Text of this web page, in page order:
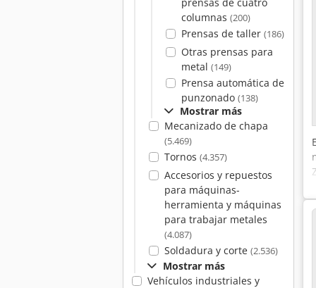
columnas (200)
Prensas de taller (186)
Otras prensas para
metal (149)
Prensa automática de
punzonado (138)
Mostrar más
Mecanizado de chapa
(5.469)
Tornos (4.357)
Accesorios y repuestos
para máquinas-
herramienta y máquinas
para trabajar metales
(4.087)
Soldadura y corte (2.536)
Mostrar más
Vehículos industriales y